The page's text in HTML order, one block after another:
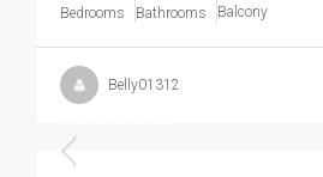
Bedrooms Bathrooms Balcony
Belly01312